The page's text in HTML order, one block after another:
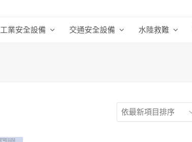
工業安全設備 交通安全設備 水陸救難